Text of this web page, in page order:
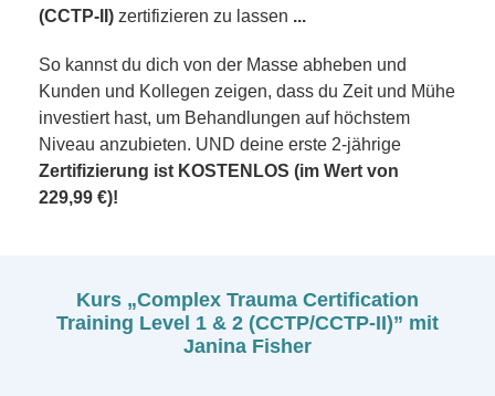
(CCTP-II) zertifizieren zu lassen ...
So kannst du dich von der Masse abheben und
Kunden und Kollegen zeigen, dass du Zeit und Mühe
investiert hast, um Behandlungen auf höchstem
Niveau anzubieten. UND deine erste 2-jährige
Zertifizierung ist KOSTENLOS (im Wert von
229,99 €)!
Kurs „Complex Trauma Certification
Training Level 1 & 2 (CCTP/CCTP-II)” mit
Janina Fisher